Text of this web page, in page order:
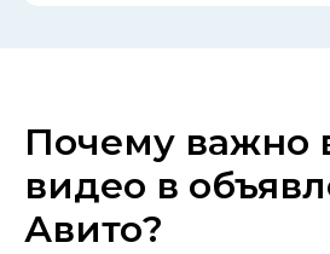
Почему важно
видео в
Авито?